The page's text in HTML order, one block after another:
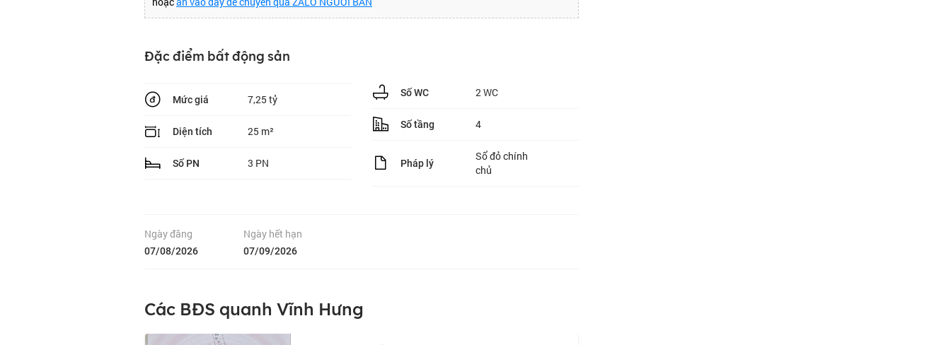
Đặc điểm bất động sản
Mức giá 7,25 tỷ
Diện tích 25 m²
Số PN 3 PN
Số WC 2 WC
Số tầng 4
Pháp lý
Sổ đỏ chính
chủ
Ngày đăng
07/08/2026
Ngày hết hạn
07/09/2026
Các BĐS quanh Vĩnh Hưng